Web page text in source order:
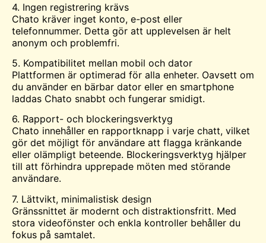
4. Ingen registrering krävs
Chato kräver inget konto, e-post eller
telefonnummer. Detta gör att upplevelsen är helt
anonym och problemfri.
5. Kompatibilitet mellan mobil och dator
Plattformen är optimerad för alla enheter. Oavsett om
du använder en bärbar dator eller en smartphone
laddas Chato snabbt och fungerar smidigt.
6. Rapport- och blockeringsverktyg
Chato innehåller en rapportknapp i varje chatt, vilket
gör det möjligt för användare att flagga kränkande
eller olämpligt beteende. Blockeringsverktyg hjälper
till att förhindra upprepade möten med störande
användare.
7. Lättvikt, minimalistisk design
Gränssnittet är modernt och distraktionsfritt. Med
stora videofönster och enkla kontroller behåller du
fokus på samtalet.